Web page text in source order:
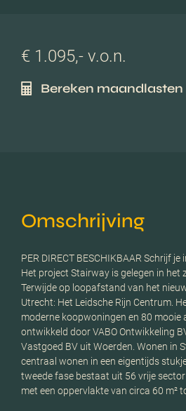
€ 1.095,- v.o.n.
Bereken maandlasten
Omschrijving
PER DIRECT BESCHIKBAAR Schrijf
Het project Stairway is gelegen in het
Terwijde op loopafstand van het
Utrecht: Het Leidsche Rijn Centrum.
moderne koopwoningen en 80
ontwikkeld door VABO Ontwikkeling
Vastgoed BV uit Woerden. Wonen in
centraal wonen in een eigentijds
tweede fase bestaat uit 56 vrije
met een oppervlakte van circa 60 m²